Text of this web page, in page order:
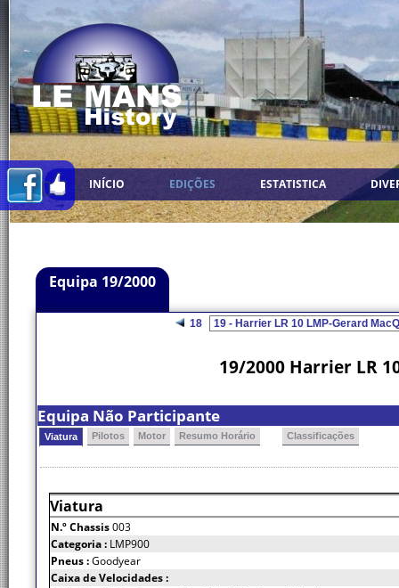
INÍCIO EDIÇÕES ESTATISTICA
Equipa 19/2000
18
19/2000 Harrier LR
Equipa Não Participante
Viatura Pilotos Motor Resumo Horário Classificações
Viatura
N.º Chassis003
Categoria : LMP900
Pneus :Goodyear
Caixa de Velocidades :